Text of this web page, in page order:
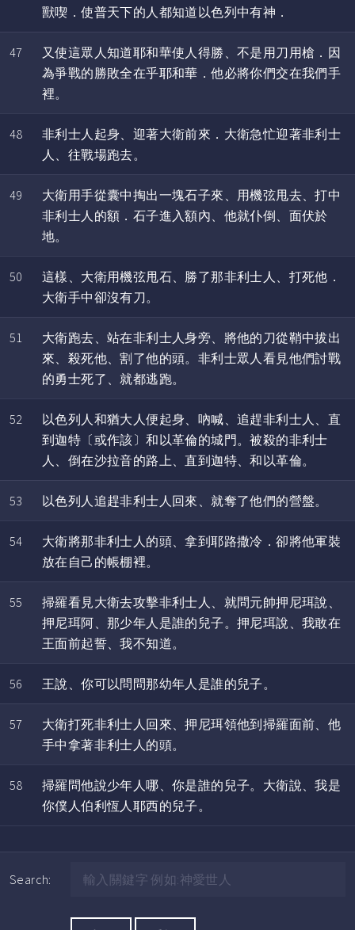
獸喫．使普天下的人都知道以色列中有神．
47
又使這眾人知道耶和華使人得勝、不是用刀用槍．因
為爭戰的勝敗全在乎耶和華．他必將你們交在我們手
裡。
48
非利士人起身、迎著大衛前來．大衛急忙迎著非利士
人、往戰場跑去。
49
大衛用手從囊中掏出一塊石子來、用機弦甩去、打中
非利士人的額．石子進入額內、他就仆倒、面伏於
地。
50
這樣、大衛用機弦甩石、勝了那非利士人、打死他．
大衛手中卻沒有刀。
51
大衛跑去、站在非利士人身旁、將他的刀從鞘中拔出
來、殺死他、割了他的頭。非利士眾人看見他們討戰
的勇士死了、就都逃跑。
52
以色列人和猶大人便起身、吶喊、追趕非利士人、直
到迦特〔或作該〕和以革倫的城門。被殺的非利士
人、倒在沙拉音的路上、直到迦特、和以革倫。
53 以色列人追趕非利士人回來、就奪了他們的營盤。
54
大衛將那非利士人的頭、拿到耶路撒冷．卻將他軍裝
放在自己的帳棚裡。
55
掃羅看見大衛去攻擊非利士人、就問元帥押尼珥說、
押尼珥阿、那少年人是誰的兒子。押尼珥說、我敢在
王面前起誓、我不知道。
56 王說、你可以問問那幼年人是誰的兒子。
57
大衛打死非利士人回來、押尼珥領他到掃羅面前、他
手中拿著非利士人的頭。
58
掃羅問他說少年人哪、你是誰的兒子。大衛說、我是
你僕人伯利恆人耶西的兒子。
Search: